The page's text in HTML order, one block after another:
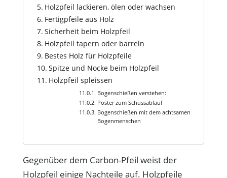
Holzpfeil lackieren, ölen oder wachsen
Fertigpfeile aus Holz
Sicherheit beim Holzpfeil
Holzpfeil tapern oder barreln
Bestes Holz für Holzpfeile
Spitze und Nocke beim Holzpfeil
Holzpfeil spleissen
Bogenschießen verstehen:
Poster zum Schussablauf
Bogenschießen mit dem achtsamen
Bogenmenschen
Gegenüber dem Carbon-Pfeil weist der
Holzpfeil einige Nachteile auf. Holzpfeile